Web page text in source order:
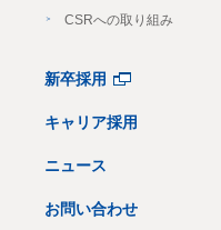
CSRへの取り組み
新卒採用
キャリア採用
ニュース
お問い合わせ